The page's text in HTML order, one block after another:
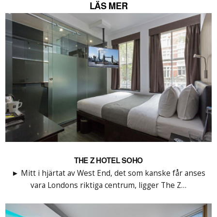
LÄS MER
THE Z HOTEL SOHO
► Mitt i hjärtat av West End, det som kanske får anses
vara Londons riktiga centrum, ligger The Z…